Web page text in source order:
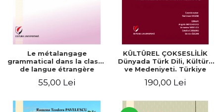
Le métalangage
grammatical dans la classe
de langue étrangère
55,00 Lei
KÜLTÜREL ÇOKSESLİLİK
Dünyada Türk Dili, Kültürü
ve Medeniyeti. Türkiye
Armağan/ POLIFONII
și civilizația turcă în lume.
190,00 Lei